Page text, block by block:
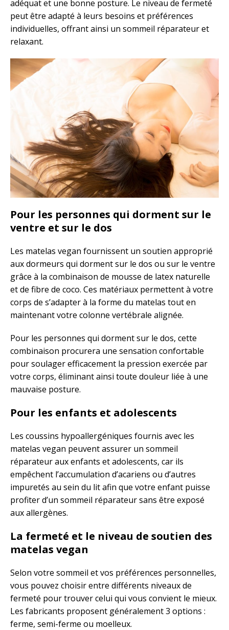
adéquat et une bonne posture. Le niveau de fermeté
peut être adapté à leurs besoins et préférences
individuelles, offrant ainsi un sommeil réparateur et
relaxant.
Pour les personnes qui dorment sur le
ventre et sur le dos
Les matelas vegan fournissent un soutien approprié
aux dormeurs qui dorment sur le dos ou sur le ventre
grâce à la combinaison de mousse de latex naturelle
et de fibre de coco. Ces matériaux permettent à votre
corps de s’adapter à la forme du matelas tout en
maintenant votre colonne vertébrale alignée.
Pour les personnes qui dorment sur le dos, cette
combinaison procurera une sensation confortable
pour soulager efficacement la pression exercée par
votre corps, éliminant ainsi toute douleur liée à une
mauvaise posture.
Pour les enfants et adolescents
Les coussins hypoallergéniques fournis avec les
matelas vegan peuvent assurer un sommeil
réparateur aux enfants et adolescents, car ils
empêchent l’accumulation d’acariens ou d’autres
impuretés au sein du lit afin que votre enfant puisse
profiter d’un sommeil réparateur sans être exposé
aux allergènes.
La fermeté et le niveau de soutien des
matelas vegan
Selon votre sommeil et vos préférences personnelles,
vous pouvez choisir entre différents niveaux de
fermeté pour trouver celui qui vous convient le mieux.
Les fabricants proposent généralement 3 options :
ferme, semi-ferme ou moelleux.